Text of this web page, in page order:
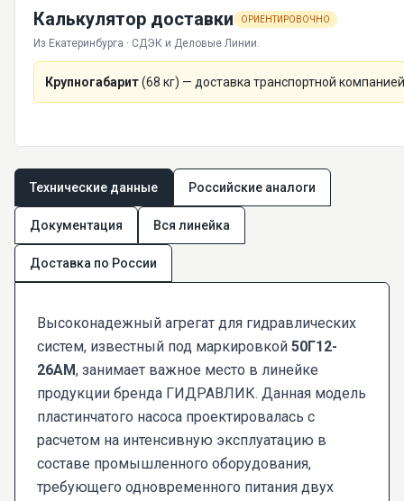
Калькулятор доставки ОРИЕНТИРОВОЧНО
Из Екатеринбурга · СДЭК и Деловые Линии.
Крупногабарит(68 кг) — доставка транспортной
Технические данные Российские аналоги
Документация Вся линейка
Доставка по России
Высоконадежный агрегат для гидравлических
систем, известный под маркировкой 50Г12-
26АМ, занимает важное место в линейке
продукции бренда ГИДРАВЛИК. Данная модель
пластинчатого насоса проектировалась с
расчетом на интенсивную эксплуатацию в
составе промышленного оборудования,
требующего одновременного питания двух